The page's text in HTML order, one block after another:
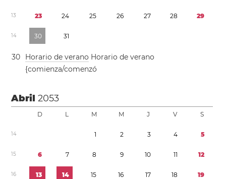
13 23 24 25 26 27 28 29
14 30 31
30 Horario de verano Horario de verano
{comienza/comenzó
Abril2053
D L M M J V S
14 1 2 3 4 5
15 6 7 8 9 10 11 12
16 13 14 15 16 17 18 19